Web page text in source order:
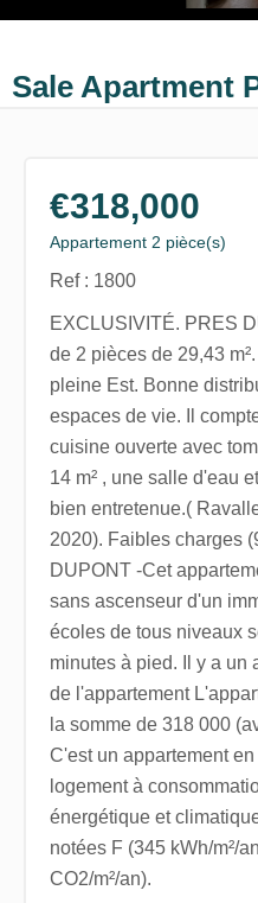
Sale Apartment
€318,000
Appartement 2 pièce(s)
Ref : 1800
EXCLUSIVITÉ. PRES
de 2 pièces de 29,43
pleine Est. Bonne
espaces de vie. Il
cuisine ouverte avec
14 m² , une salle d'eau
bien entretenue.(
2020). Faibles charges
DUPONT -Cet
sans ascenseur d'un
écoles de tous niveaux
minutes à pied. Il y a un
de l'appartement
la somme de 318 000
C'est un appartement
logement à
énergétique et
notées F (345 kWh/m²/
CO2/m²/an).